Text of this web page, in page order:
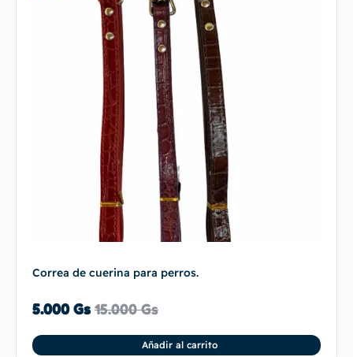
Correa de cuerina para perros.
15.000Gs
5.000Gs
Añadir al carrito